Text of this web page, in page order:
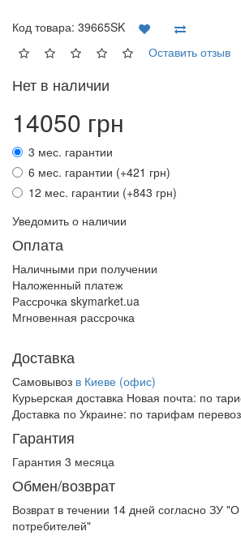
Код товара: 39665SK
Оставить отзыв
Нет в наличии
14050 грн
3 мес. гарантии
6 мес. гарантии (+421 грн)
12 мес. гарантии (+843 грн)
Уведомить о наличии
Оплата
Наличными при получении
Наложенный платеж
Рассрочка skymarket.ua
Мгновенная рассрочка
Доставка
Самовывоз в Киеве (офис)
Курьерская доставка Новая почта: по
Доставка по Украине: по тарифам
Гарантия
Гарантия 3 месяца
Обмен/возврат
Возврат в течении 14 дней согласно ЗУ
потребителей"